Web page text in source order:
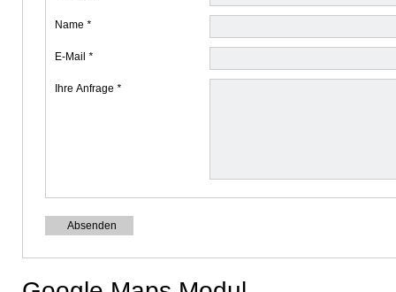
Name *
E-Mail *
Ihre Anfrage *